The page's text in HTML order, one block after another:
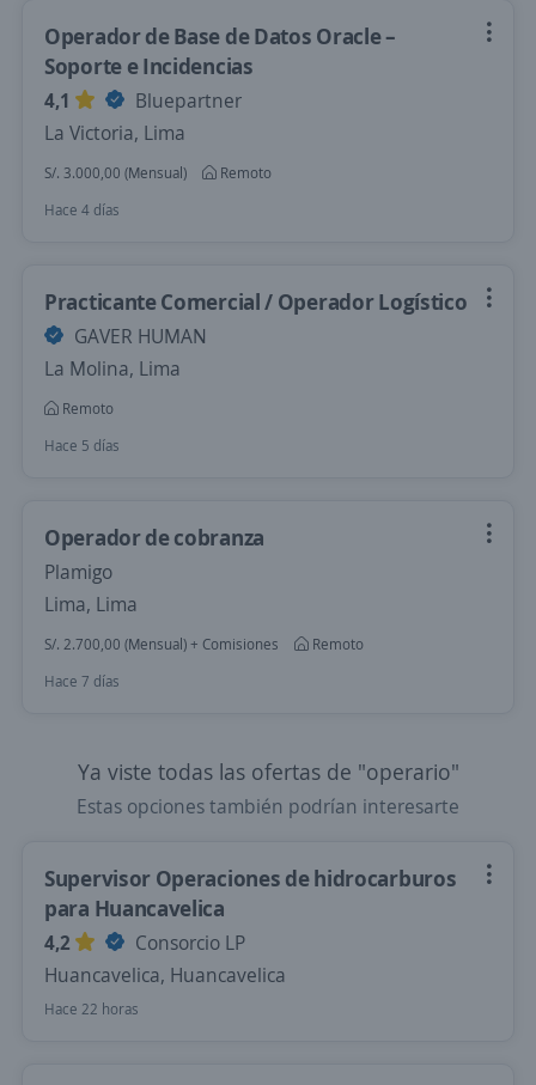
Operador de Base de Datos Oracle –
Soporte e Incidencias
4,1
Bluepartner
La Victoria, Lima
S/. 3.000,00 (Mensual)
Remoto
Hace 4 días
Practicante Comercial / Operador Logístico
GAVER HUMAN
La Molina, Lima
Remoto
Hace 5 días
Operador de cobranza
Plamigo
Lima, Lima
S/. 2.700,00 (Mensual) + Comisiones
Remoto
Hace 7 días
Ya viste todas las ofertas de "operario"
Estas opciones también podrían interesarte
Supervisor Operaciones de hidrocarburos
para Huancavelica
4,2
Consorcio LP
Huancavelica, Huancavelica
Hace 22 horas